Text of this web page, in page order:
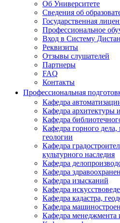
Об Университете
Сведения об
Государственная
Профессиональное
Вход в Систему
Реквизиты
Отзывы слушателей
Партнеры
FAQ
Контакты
Профессиональная
Кафедра
Кафедра архитектуры
Кафедра
Кафедра горного дела,
геологии
Кафедра
культурного наследия
Кафедра
Кафедра
Кафедра изысканий
Кафедра
Кафедра кадастра,
Кафедра
Кафедра менеджмента